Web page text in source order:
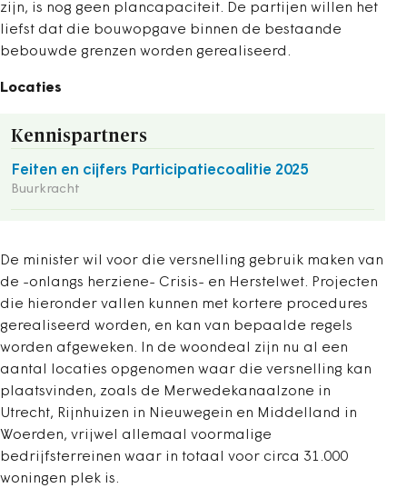
zijn, is nog geen plancapaciteit. De partijen willen het
liefst dat die bouwopgave binnen de bestaande
bebouwde grenzen worden gerealiseerd.
Locaties
Kennispartners
Feiten en cijfers Participatiecoalitie 2025
Buurkracht
De minister wil voor die versnelling gebruik maken van
de -onlangs herziene- Crisis- en Herstelwet. Projecten
die hieronder vallen kunnen met kortere procedures
gerealiseerd worden, en kan van bepaalde regels
worden afgeweken. In de woondeal zijn nu al een
aantal locaties opgenomen waar die versnelling kan
plaatsvinden, zoals de Merwedekanaalzone in
Utrecht, Rijnhuizen in Nieuwegein en Middelland in
Woerden, vrijwel allemaal voormalige
bedrijfsterreinen waar in totaal voor circa 31.000
woningen plek is.